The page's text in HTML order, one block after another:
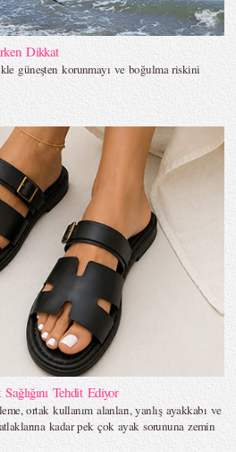
Dikkat
güneşten korunmayı ve boğulma riskini
Tehdit Ediyor
ortak kullanım alanları, yanlış ayakkabı ve
kadar pek çok ayak sorununa zemin